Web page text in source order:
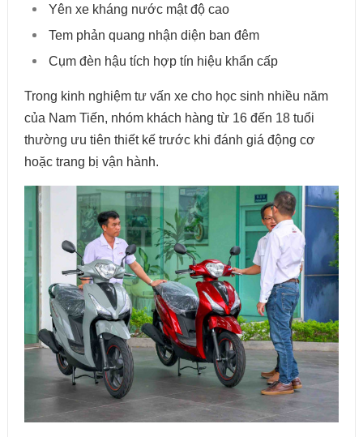
Yên xe kháng nước mật độ cao
Tem phản quang nhận diện ban đêm
Cụm đèn hậu tích hợp tín hiệu khẩn cấp
Trong kinh nghiệm tư vấn xe cho học sinh nhiều năm
của Nam Tiến, nhóm khách hàng từ 16 đến 18 tuổi
thường ưu tiên thiết kế trước khi đánh giá động cơ
hoặc trang bị vận hành.